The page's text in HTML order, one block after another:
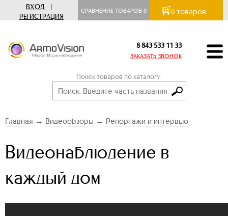
ВХОД
|
РЕГИСТРАЦИЯ
СРАВНЕНИЕ ТОВАРОВ0 0 товаров
8 843 533 11 33
ЗАКАЗАТЬ ЗВОНОК
Поиск товаров по каталогу:
Главная → Видеообзоры → Репортажи и интервью
Видеонаблюдение в
каждый дом